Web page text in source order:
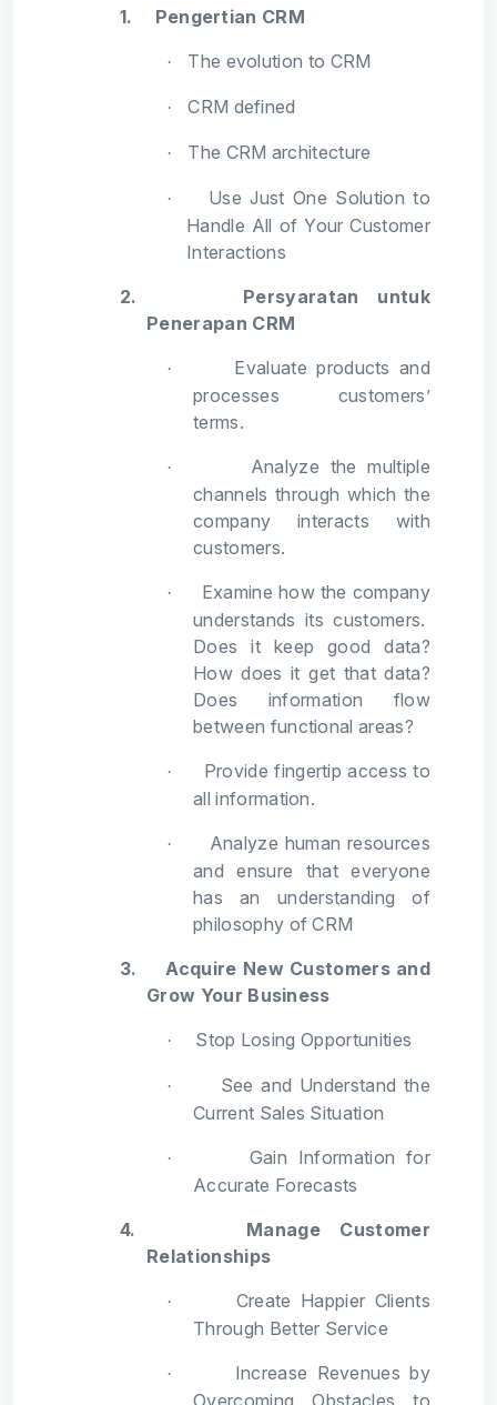
1. Pengertian CRM
· The evolution to CRM
· CRM defined
· The CRM architecture
·
Use Just One Solution to
Handle All of Your Customer
Interactions
2.
Persyaratan untuk
Penerapan CRM
·
Evaluate products and
processes customers’
terms.
·
Analyze the multiple
channels through which the
company interacts with
customers.
·
Examine how the company
understands its customers.
Does it keep good data?
How does it get that data?
Does information flow
between functional areas?
·
Provide fingertip access to
all information.
·
Analyze human resources
and ensure that everyone
has an understanding of
philosophy of CRM
3.
Acquire New Customers and
Grow Your Business
· Stop Losing Opportunities
·
See and Understand the
Current Sales Situation
·
Gain Information for
Accurate Forecasts
4.
Manage Customer
Relationships
·
Create Happier Clients
Through Better Service
·
Increase Revenues by
Overcoming Obstacles to